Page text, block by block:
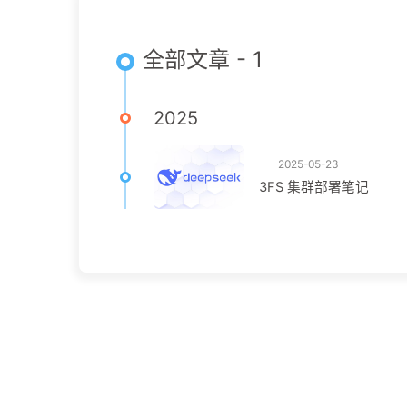
全部文章 - 1
2025
2025-05-23
3FS 集群部署笔记